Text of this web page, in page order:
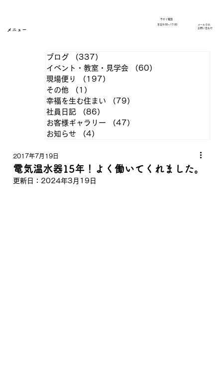
メニュー
今すぐ電話
​平日9:00～17:00
メールでの
​お問い合わせ
ブログ （337）
イベント・教室・見学会
（60）
現場便り
（197）
その他
（1）
幸福を生む住まい
（79）
社員日記
（86）
お客様ギャラリー
（47）
お知らせ
（4）
電気温水器15年！よく働いてくれました。
2017年7月19日
更新日： 2024年3月19日